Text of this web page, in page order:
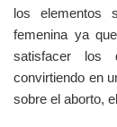
los elementos
femenina ya
satisfacer los
convirtiendo en
sobre el aborto,